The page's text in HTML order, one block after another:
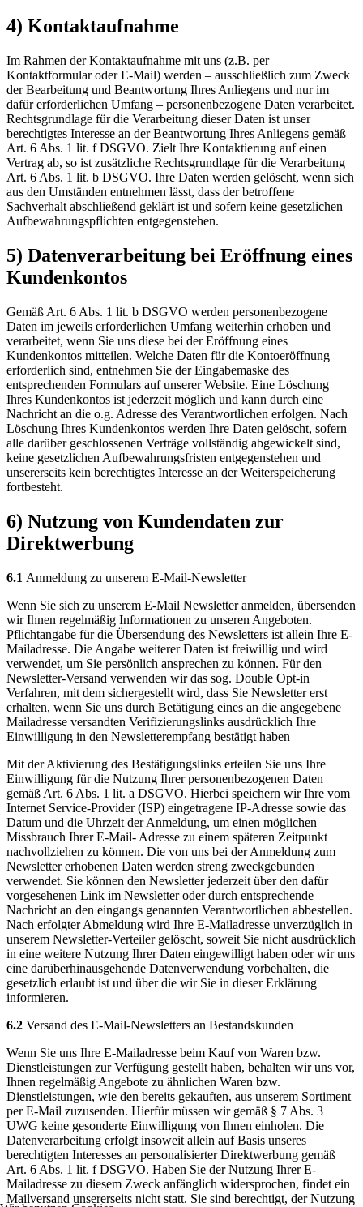
4) Kontaktaufnahme
Im Rahmen der Kontaktaufnahme mit uns (z.B. per
Kontaktformular oder E-Mail) werden – ausschließlich zum Zweck
der Bearbeitung und Beantwortung Ihres Anliegens und nur im
dafür erforderlichen Umfang – personenbezogene Daten verarbeitet.
Rechtsgrundlage für die Verarbeitung dieser Daten ist unser
berechtigtes Interesse an der Beantwortung Ihres Anliegens gemäß
Art. 6 Abs. 1 lit. f DSGVO. Zielt Ihre Kontaktierung auf einen
Vertrag ab, so ist zusätzliche Rechtsgrundlage für die Verarbeitung
Art. 6 Abs. 1 lit. b DSGVO. Ihre Daten werden gelöscht, wenn sich
aus den Umständen entnehmen lässt, dass der betroffene
Sachverhalt abschließend geklärt ist und sofern keine gesetzlichen
Aufbewahrungspflichten entgegenstehen.
5) Datenverarbeitung bei Eröffnung eines
Kundenkontos
Gemäß Art. 6 Abs. 1 lit. b DSGVO werden personenbezogene
Daten im jeweils erforderlichen Umfang weiterhin erhoben und
verarbeitet, wenn Sie uns diese bei der Eröffnung eines
Kundenkontos mitteilen. Welche Daten für die Kontoeröffnung
erforderlich sind, entnehmen Sie der Eingabemaske des
entsprechenden Formulars auf unserer Website. Eine Löschung
Ihres Kundenkontos ist jederzeit möglich und kann durch eine
Nachricht an die o.g. Adresse des Verantwortlichen erfolgen. Nach
Löschung Ihres Kundenkontos werden Ihre Daten gelöscht, sofern
alle darüber geschlossenen Verträge vollständig abgewickelt sind,
keine gesetzlichen Aufbewahrungsfristen entgegenstehen und
unsererseits kein berechtigtes Interesse an der Weiterspeicherung
fortbesteht.
6) Nutzung von Kundendaten zur
Direktwerbung
6.1 Anmeldung zu unserem E-Mail-Newsletter
Wenn Sie sich zu unserem E-Mail Newsletter anmelden, übersenden
wir Ihnen regelmäßig Informationen zu unseren Angeboten.
Pflichtangabe für die Übersendung des Newsletters ist allein Ihre E-
Mailadresse. Die Angabe weiterer Daten ist freiwillig und wird
verwendet, um Sie persönlich ansprechen zu können. Für den
Newsletter-Versand verwenden wir das sog. Double Opt-in
Verfahren, mit dem sichergestellt wird, dass Sie Newsletter erst
erhalten, wenn Sie uns durch Betätigung eines an die angegebene
Mailadresse versandten Verifizierungslinks ausdrücklich Ihre
Einwilligung in den Newsletterempfang bestätigt haben
Mit der Aktivierung des Bestätigungslinks erteilen Sie uns Ihre
Einwilligung für die Nutzung Ihrer personenbezogenen Daten
gemäß Art. 6 Abs. 1 lit. a DSGVO. Hierbei speichern wir Ihre vom
Internet Service-Provider (ISP) eingetragene IP-Adresse sowie das
Datum und die Uhrzeit der Anmeldung, um einen möglichen
Missbrauch Ihrer E-Mail- Adresse zu einem späteren Zeitpunkt
nachvollziehen zu können. Die von uns bei der Anmeldung zum
Newsletter erhobenen Daten werden streng zweckgebunden
verwendet. Sie können den Newsletter jederzeit über den dafür
vorgesehenen Link im Newsletter oder durch entsprechende
Nachricht an den eingangs genannten Verantwortlichen abbestellen.
Nach erfolgter Abmeldung wird Ihre E-Mailadresse unverzüglich in
unserem Newsletter-Verteiler gelöscht, soweit Sie nicht ausdrücklich
in eine weitere Nutzung Ihrer Daten eingewilligt haben oder wir uns
eine darüberhinausgehende Datenverwendung vorbehalten, die
gesetzlich erlaubt ist und über die wir Sie in dieser Erklärung
informieren.
6.2 Versand des E-Mail-Newsletters an Bestandskunden
Wenn Sie uns Ihre E-Mailadresse beim Kauf von Waren bzw.
Dienstleistungen zur Verfügung gestellt haben, behalten wir uns vor,
Ihnen regelmäßig Angebote zu ähnlichen Waren bzw.
Dienstleistungen, wie den bereits gekauften, aus unserem Sortiment
per E-Mail zuzusenden. Hierfür müssen wir gemäß § 7 Abs. 3
UWG keine gesonderte Einwilligung von Ihnen einholen. Die
Datenverarbeitung erfolgt insoweit allein auf Basis unseres
berechtigten Interesses an personalisierter Direktwerbung gemäß
Art. 6 Abs. 1 lit. f DSGVO. Haben Sie der Nutzung Ihrer E-
Mailadresse zu diesem Zweck anfänglich widersprochen, findet ein
Mailversand unsererseits nicht statt. Sie sind berechtigt, der Nutzung